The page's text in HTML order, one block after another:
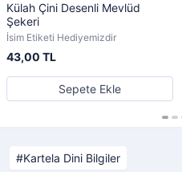
Külah Çini Desenli Mevlüd
Şekeri
İsim Etiketi Hediyemizdir
43,00 TL
Sepete Ekle
Kartela Dini Bilgiler